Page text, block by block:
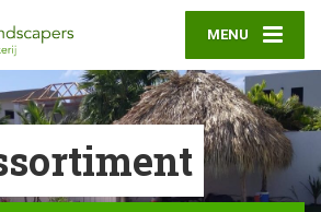
MENU